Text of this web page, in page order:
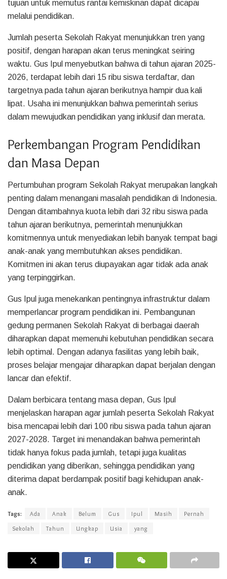
tujuan untuk memutus rantai kemiskinan dapat dicapai
melalui pendidikan.
Jumlah peserta Sekolah Rakyat menunjukkan tren yang
positif, dengan harapan akan terus meningkat seiring
waktu. Gus Ipul menyebutkan bahwa di tahun ajaran 2025-
2026, terdapat lebih dari 15 ribu siswa terdaftar, dan
targetnya pada tahun ajaran berikutnya hampir dua kali
lipat. Usaha ini menunjukkan bahwa pemerintah serius
dalam mewujudkan pendidikan yang inklusif dan merata.
Perkembangan Program Pendidikan
dan Masa Depan
Pertumbuhan program Sekolah Rakyat merupakan langkah
penting dalam menangani masalah pendidikan di Indonesia.
Dengan ditambahnya kuota lebih dari 32 ribu siswa pada
tahun ajaran berikutnya, pemerintah menunjukkan
komitmennya untuk menyediakan lebih banyak tempat bagi
anak-anak yang membutuhkan akses pendidikan.
Komitmen ini akan terus diupayakan agar tidak ada anak
yang terpinggirkan.
Gus Ipul juga menekankan pentingnya infrastruktur dalam
memperlancar program pendidikan ini. Pembangunan
gedung permanen Sekolah Rakyat di berbagai daerah
diharapkan dapat memenuhi kebutuhan pendidikan secara
lebih optimal. Dengan adanya fasilitas yang lebih baik,
proses belajar mengajar diharapkan dapat berjalan dengan
lancar dan efektif.
Dalam berbicara tentang masa depan, Gus Ipul
menjelaskan harapan agar jumlah peserta Sekolah Rakyat
bisa mencapai lebih dari 100 ribu siswa pada tahun ajaran
2027-2028. Target ini menandakan bahwa pemerintah
tidak hanya fokus pada jumlah, tetapi juga kualitas
pendidikan yang diberikan, sehingga pendidikan yang
diterima dapat berdampak positif bagi kehidupan anak-
anak.
Tags: Ada Anak Belum Gus Ipul Masih
Pernah
Sekolah
Tahun Ungkap Usia yang